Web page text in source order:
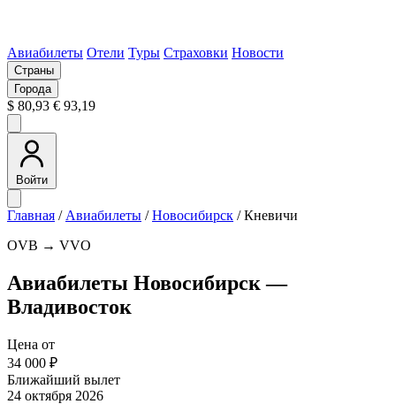
Авиабилеты Отели Туры Страховки Новости
Страны
Города
$ 80,93 € 93,19
Войти
Главная / Авиабилеты / Новосибирск / Кневичи
OVB → VVO
Авиабилеты Новосибирск —
Владивосток
Цена от
34 000 ₽
Ближайший вылет
24 октября 2026